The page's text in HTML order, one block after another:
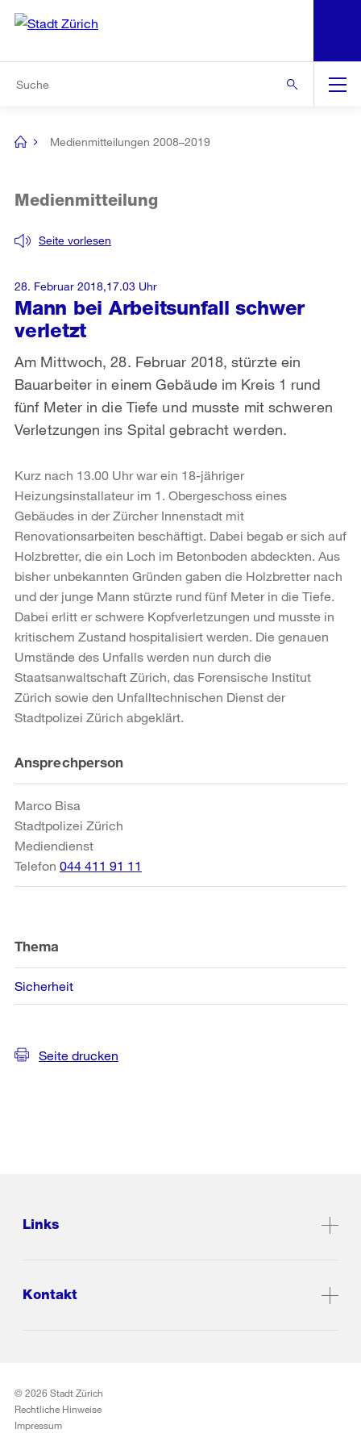
Navigation
[no
Medienmitteilungen 2008–2019
Mann bei Arbeitsunfall schwer
verletzt
Seite vorlesen
Medienmitteilung
Am Mittwoch, 28. Februar 2018, stürzte ein
Bauarbeiter in einem Gebäude im Kreis 1 rund
fünf Meter in die Tiefe und musste mit schweren
Verletzungen ins Spital gebracht werden.
28. Februar 2018,17.03 Uhr
Kurz nach 13.00 Uhr war ein 18-jähriger
Heizungsinstallateur im 1. Obergeschoss eines
Gebäudes in der Zürcher Innenstadt mit
Renovationsarbeiten beschäftigt. Dabei begab er sich auf
Holzbretter, die ein Loch im Betonboden abdeckten. Aus
bisher unbekannten Gründen gaben die Holzbretter nach
und der junge Mann stürzte rund fünf Meter in die Tiefe.
Dabei erlitt er schwere Kopfverletzungen und musste in
kritischem Zustand hospitalisiert werden. Die genauen
Umstände des Unfalls werden nun durch die
Staatsanwaltschaft Zürich, das Forensische Institut
Zürich sowie den Unfalltechnischen Dienst der
Stadtpolizei Zürich abgeklärt.
Weitere
Informationen
Ansprechperson
Marco Bisa
Stadtpolizei Zürich
Mediendienst
Telefon 044 411 91 11
Thema
Sicherheit
Seite drucken
Links
Kontakt
© 2026 Stadt Zürich
Rechtliche Hinweise
Impressum